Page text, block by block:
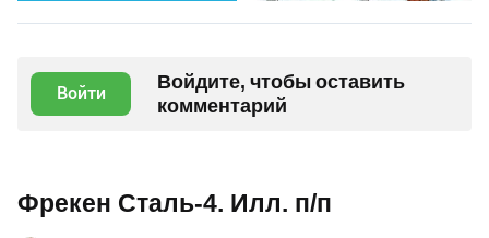
Войти
Войдите, чтобы оставить
комментарий
Фрекен Сталь-4. Илл. п/п